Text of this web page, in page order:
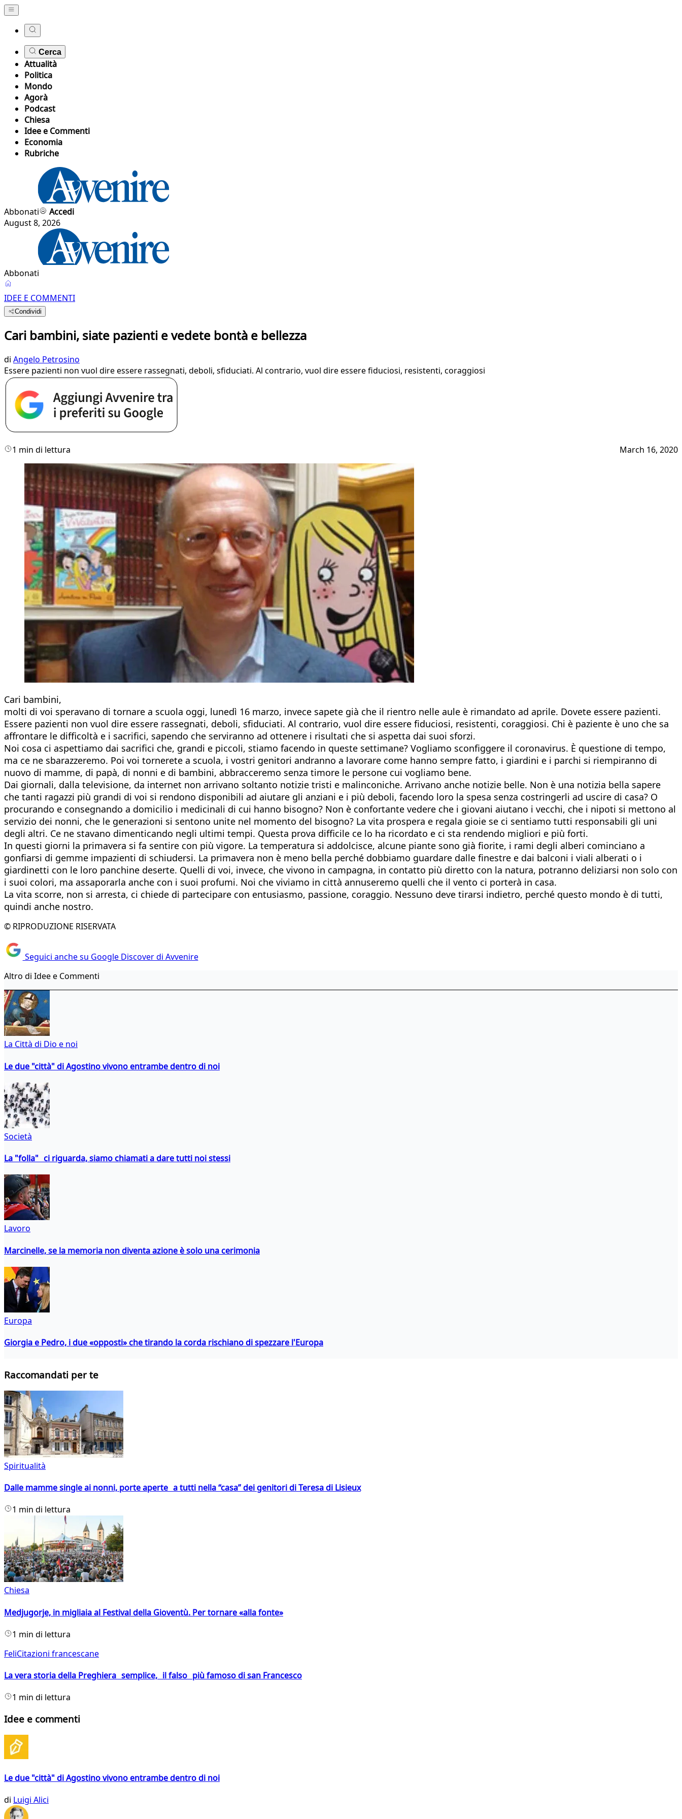
Cerca
Attualità
Politica
Mondo
Agorà
Podcast
Chiesa
Idee e Commenti
Economia
Rubriche
Abbonati
Accedi
August 8, 2026
Abbonati
IDEE E COMMENTI
Condividi
Cari bambini, siate pazienti e vedete bontà e bellezza
di Angelo Petrosino
Essere pazienti non vuol dire essere rassegnati, deboli, sfiduciati. Al contrario, vuol dire essere fiduciosi, resistenti, coraggiosi
1 min di lettura March 16, 2020
Cari bambini,
molti di voi speravano di tornare a scuola oggi, lunedì 16 marzo, invece sapete già che il rientro nelle aule è rimandato ad aprile. Dovete essere pazienti.
Essere pazienti non vuol dire essere rassegnati, deboli, sfiduciati. Al contrario, vuol dire essere fiduciosi, resistenti, coraggiosi. Chi è paziente è uno che sa
affrontare le difficoltà e i sacrifici, sapendo che serviranno ad ottenere i risultati che si aspetta dai suoi sforzi.
Noi cosa ci aspettiamo dai sacrifici che, grandi e piccoli, stiamo facendo in queste settimane? Vogliamo sconfiggere il coronavirus. È questione di tempo,
ma ce ne sbarazzeremo. Poi voi tornerete a scuola, i vostri genitori andranno a lavorare come hanno sempre fatto, i giardini e i parchi si riempiranno di
nuovo di mamme, di papà, di nonni e di bambini, abbracceremo senza timore le persone cui vogliamo bene.
Dai giornali, dalla televisione, da internet non arrivano soltanto notizie tristi e malinconiche. Arrivano anche notizie belle. Non è una notizia bella sapere
che tanti ragazzi più grandi di voi si rendono disponibili ad aiutare gli anziani e i più deboli, facendo loro la spesa senza costringerli ad uscire di casa? O
procurando e consegnando a domicilio i medicinali di cui hanno bisogno? Non è confortante vedere che i giovani aiutano i vecchi, che i nipoti si mettono al
servizio dei nonni, che le generazioni si sentono unite nel momento del bisogno? La vita prospera e regala gioie se ci sentiamo tutti responsabili gli uni
degli altri. Ce ne stavano dimenticando negli ultimi tempi. Questa prova difficile ce lo ha ricordato e ci sta rendendo migliori e più forti.
In questi giorni la primavera si fa sentire con più vigore. La temperatura si addolcisce, alcune piante sono già fiorite, i rami degli alberi cominciano a
gonfiarsi di gemme impazienti di schiudersi. La primavera non è meno bella perché dobbiamo guardare dalle finestre e dai balconi i viali alberati o i
giardinetti con le loro panchine deserte. Quelli di voi, invece, che vivono in campagna, in contatto più diretto con la natura, potranno deliziarsi non solo con
i suoi colori, ma assaporarla anche con i suoi profumi. Noi che viviamo in città annuseremo quelli che il vento ci porterà in casa.
La vita scorre, non si arresta, ci chiede di partecipare con entusiasmo, passione, coraggio. Nessuno deve tirarsi indietro, perché questo mondo è di tutti,
quindi anche nostro.
© RIPRODUZIONE RISERVATA
Seguici anche su Google Discover di Avvenire
Altro di Idee e Commenti
La Città di Dio e noi
Le due "città" di Agostino vivono entrambe dentro di noi
Società
La "folla" ci riguarda, siamo chiamati a dare tutti noi stessi
Lavoro
Marcinelle, se la memoria non diventa azione è solo una cerimonia
Europa
Giorgia e Pedro, i due «opposti» che tirando la corda rischiano di spezzare l'Europa
Raccomandati per te
Spiritualità
Dalle mamme single ai nonni, porte aperte a tutti nella “casa” dei genitori di Teresa di Lisieux
1 min di lettura
Chiesa
Medjugorje, in migliaia al Festival della Gioventù. Per tornare «alla fonte»
1 min di lettura
FeliCitazioni francescane
La vera storia della Preghiera semplice, il falso più famoso di san Francesco
1 min di lettura
Idee e commenti
Le due "città" di Agostino vivono entrambe dentro di noi
di Luigi Alici